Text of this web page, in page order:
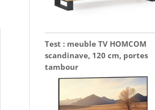
Test : meuble TV HOMCOM
scandinave, 120 cm, portes
tambour